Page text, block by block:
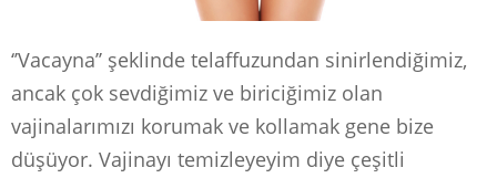
‘’Vacayna’’ şeklinde telaffuzundan sinirlendiğimiz,
ancak çok sevdiğimiz ve biriciğimiz olan
vajinalarımızı korumak ve kollamak gene bize
düşüyor. Vajinayı temizleyeyim diye çeşitli